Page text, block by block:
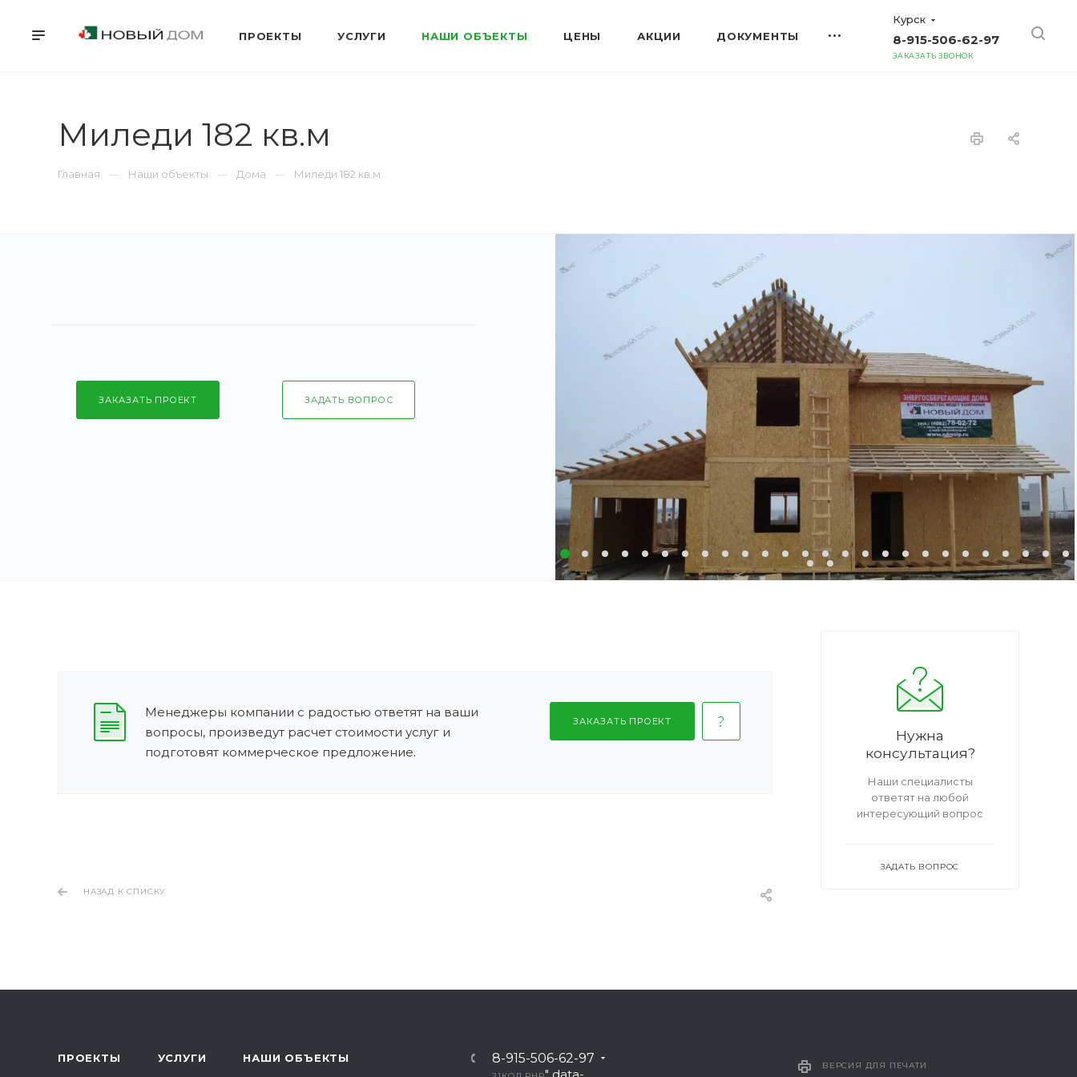
Курск
8-915-506-62-97
ЗАКАЗАТЬ ЗВОНОК
ПРОЕКТЫ УСЛУГИ НАШИ ОБЪЕКТЫ ЦЕНЫ АКЦИИ ДОКУМЕНТЫ
Миледи 182 кв.м
Главная Наши объекты Дома Миледи 182 кв.м
ЗАКАЗАТЬ ПРОЕКТ ЗАДАТЬ ВОПРОС
Нужна
консультация?
Наши специалисты
ответят на любой
интересующий вопрос
ЗАДАТЬ ВОПРОС
Менеджеры компании с радостью ответят на ваши
вопросы, произведут расчет стоимости услуг и
подготовят коммерческое предложение.
ЗАКАЗАТЬ ПРОЕКТ
НАЗАД К СПИСКУ
ПРОЕКТЫ УСЛУГИ НАШИ ОБЪЕКТЫ 8-915-506-62-97 ВЕРСИЯ ДЛЯ ПЕЧАТИ